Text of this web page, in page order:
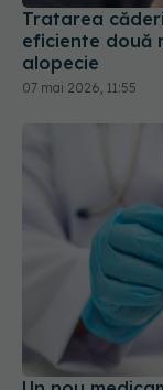
07 mai 2026, 11:55
Un nou
metastatic
30 iun 2026, 22:35